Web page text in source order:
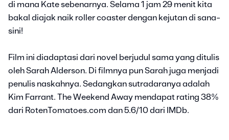
di mana Kate sebenarnya. Selama 1 jam 29 menit kita
bakal diajak naik roller coaster dengan kejutan di sana-
sini!
Film ini diadaptasi dari novel berjudul sama yang ditulis
oleh Sarah Alderson. Di filmnya pun Sarah juga menjadi
penulis naskahnya. Sedangkan sutradaranya adalah
Kim Farrant. The Weekend Away mendapat rating 38%
dari RotenTomatoes.com dan 5.6/10 dari IMDb.